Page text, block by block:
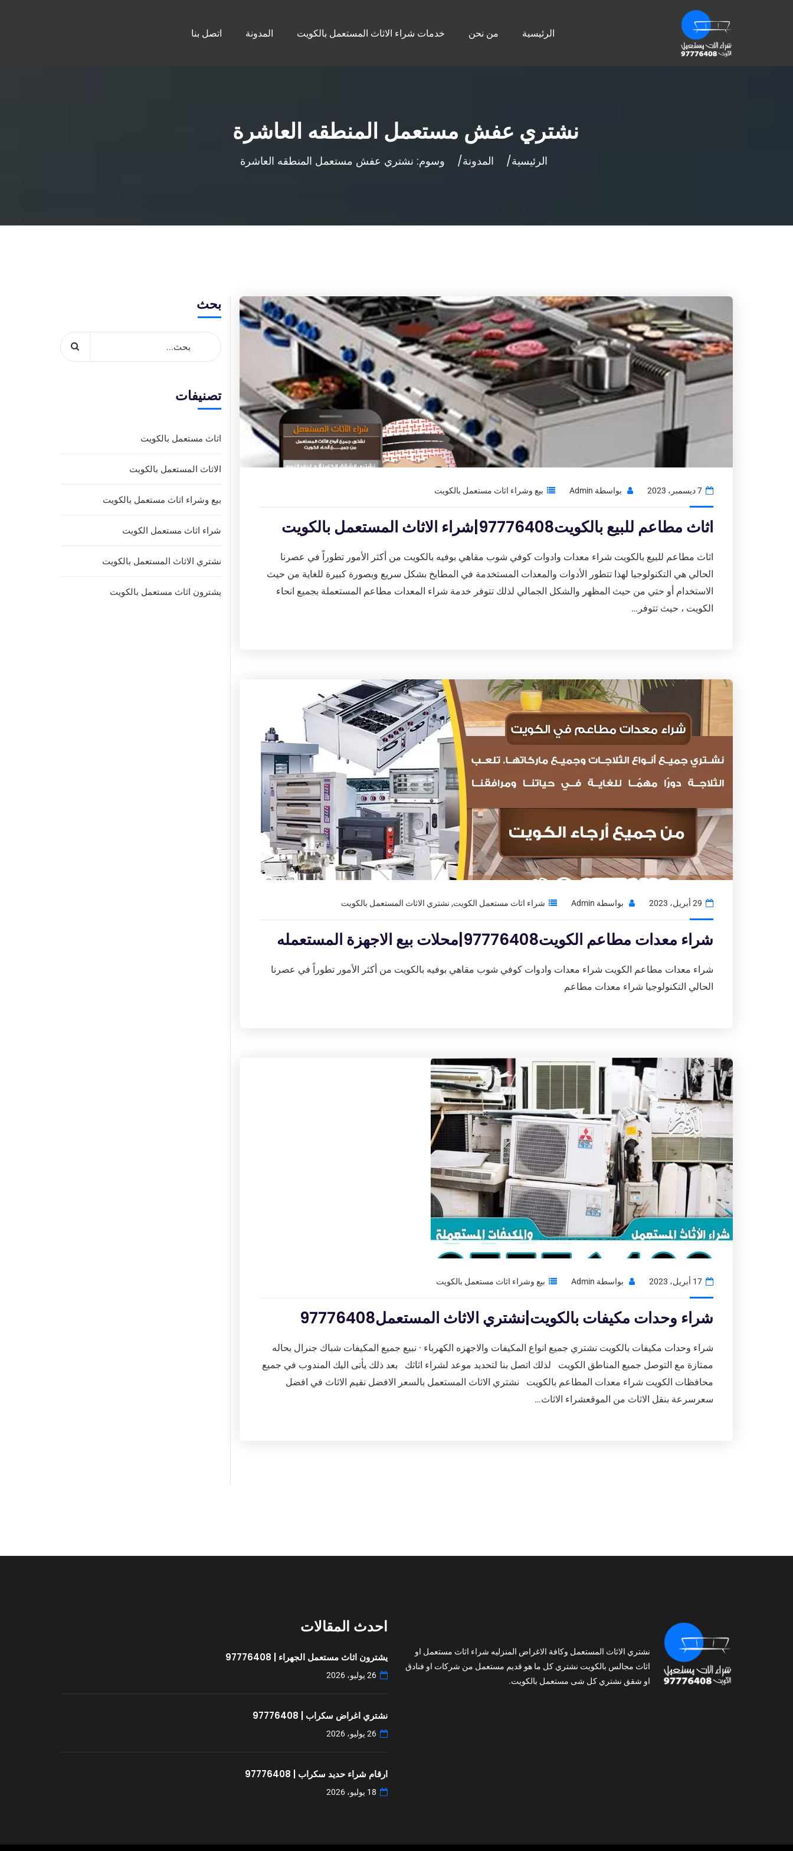
الرئيسية من نحن خدمات شراء الاثاث المستعمل بالكويت المدونة اتصل بنا
نشتري عفش مستعمل المنطقه العاشرة
الرئيسية المدونة وسوم: نشتري عفش مستعمل المنطقه العاشرة
7 ديسمبر، 2023 بواسطة Admin بيع وشراء اثاث مستعمل بالكويت
اثاث مطاعم للبيع بالكويت97776408|شراء الاثاث المستعمل بالكويت
اثاث مطاعم للبيع بالكويت شراء معدات وادوات كوفي شوب مقاهي بوفيه بالكويت من أكثر الأمور تطوراً في عصرنا
الحالي هي التكنولوجيا لهذا تتطور الأدوات والمعدات المستخدمة في المطابخ بشكل سريع وبصورة كبيرة للغاية من حيث
الاستخدام أو حتي من حيث المظهر والشكل الجمالي لذلك تتوفر خدمة شراء المعدات مطاعم المستعملة بجميع انحاء
الكويت ، حيث تتوفر…
29 أبريل، 2023 بواسطة Admin شراء اثاث مستعمل الكويت, نشتري الاثاث المستعمل بالكويت
شراء معدات مطاعم الكويت97776408|محلات بيع الاجهزة المستعمله
شراء معدات مطاعم الكويت شراء معدات وادوات كوفي شوب مقاهي بوفيه بالكويت من أكثر الأمور تطوراً في عصرنا
الحالي التكنولوجيا شراء معدات مطاعم
17 أبريل، 2023 بواسطة Admin بيع وشراء اثاث مستعمل بالكويت
شراء وحدات مكيفات بالكويت|نشتري الاثاث المستعمل97776408
شراء وحدات مكيفات بالكويت نشتري جميع انواع المكيفات والاجهزه الكهرباء · نبيع جميع المكيفات شباك جنرال بحاله
ممتازة مع التوصل جميع المناطق الكويت لذلك اتصل بنا لتحديد موعد لشراء اثاثك بعد ذلك يأتى اليك المندوب في جميع
محافظات الكويت شراء معدات المطاعم بالكويت نشتري الاثاث المستعمل بالسعر الافضل نقيم الاثاث في افضل
سعرسرعة بنقل الاثاث من الموقعشراء الاثاث…
بحث
تصنيفات
اثاث مستعمل بالكويت
الاثاث المستعمل بالكويت
بيع وشراء اثاث مستعمل بالكويت
شراء اثاث مستعمل الكويت
نشتري الاثاث المستعمل بالكويت
يشترون اثاث مستعمل بالكويت
نشتري الاثاث المستعمل وكافة الاغراض المنزليه شراء اثاث مستعمل او
اثاث مجالس بالكويت نشتري كل ما هو قديم مستعمل من شركات او فنادق
او شقق نشتري كل شى مستعمل بالكويت.
احدث المقالات
يشترون اثاث مستعمل الجهراء | 97776408
26 يوليو، 2026
نشتري اغراض سكراب | 97776408
26 يوليو، 2026
ارقام شراء حديد سكراب | 97776408
18 يوليو، 2026